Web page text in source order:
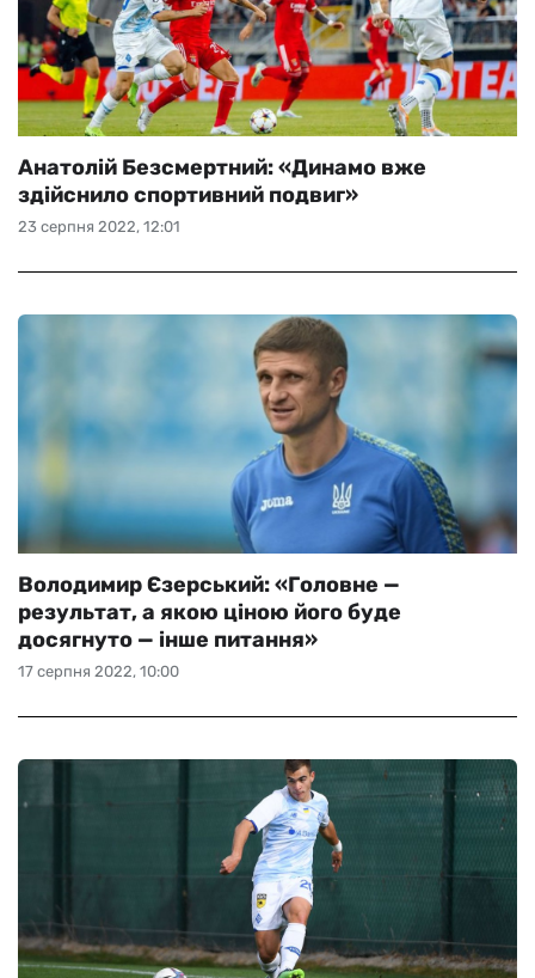
23 серпня 2022, 12:01
Анатолій Безсмертний: «Динамо вже
здійснило спортивний подвиг»
17 серпня 2022, 10:00
Володимир Єзерський: «Головне —
результат, а якою ціною його буде
досягнуто — інше питання»